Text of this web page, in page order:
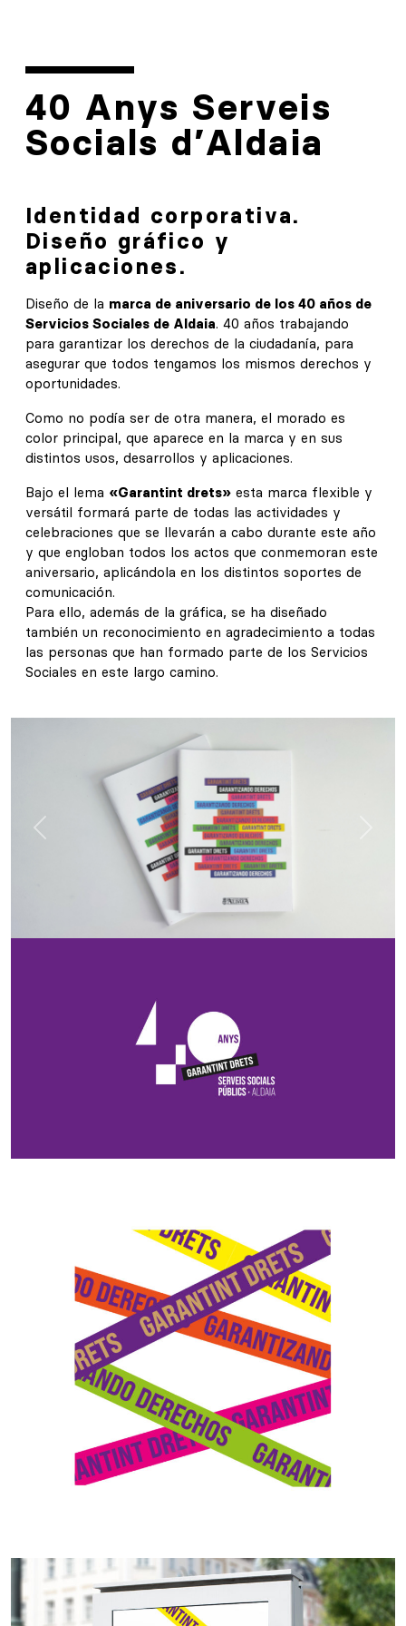
40 Anys Serveis
Socials d’Aldaia
Identidad corporativa.
Diseño gráfico y
aplicaciones.
Diseño de la marca de aniversario de los 40 años de
Servicios Sociales de Aldaia. 40 años trabajando
para garantizar los derechos de la ciudadanía, para
asegurar que todos tengamos los mismos derechos y
oportunidades.
Como no podía ser de otra manera, el morado es
color principal, que aparece en la marca y en sus
distintos usos, desarrollos y aplicaciones.
Bajo el lema «Garantint drets» esta marca flexible y
versátil formará parte de todas las actividades y
celebraciones que se llevarán a cabo durante este año
y que engloban todos los actos que conmemoran este
aniversario, aplicándola en los distintos soportes de
comunicación.
Para ello, además de la gráfica, se ha diseñado
también un reconocimiento en agradecimiento a todas
las personas que han formado parte de los Servicios
Sociales en este largo camino.
Previous